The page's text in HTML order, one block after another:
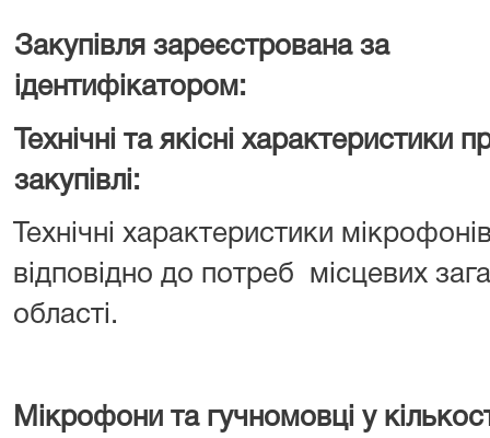
Закупівля зареєстрована за
ідентифікатором:
Технічні та якісні характеристики
закупівлі:
Технічні характеристики
відповідно до потреб місцевих
області.
Мікрофони та гучномовці у